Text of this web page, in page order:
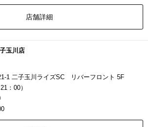
店舗詳細
玉川店
1 二子玉川ライズSC リバーフロント 5F
：00）